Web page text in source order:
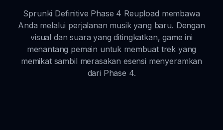
Sprunki Definitive Phase 4 Reupload membawa
Anda melalui perjalanan musik yang baru. Dengan
visual dan suara yang ditingkatkan, game ini
menantang pemain untuk membuat trek yang
memikat sambil merasakan esensi menyeramkan
dari Phase 4.